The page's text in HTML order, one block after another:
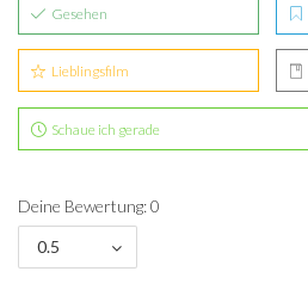
Gesehen
Lieblingsfilm
Schaue ich gerade
Deine Bewertung: 0
0.5